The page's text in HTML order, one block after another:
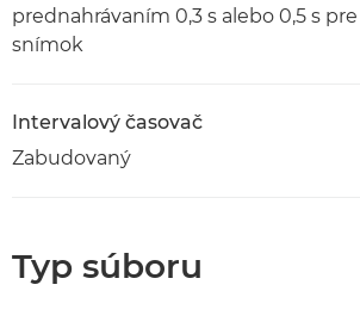
prednahrávaním 0,3 s alebo 0,5 s pre
snímok
Intervalový časovač
Zabudovaný
Typ súboru